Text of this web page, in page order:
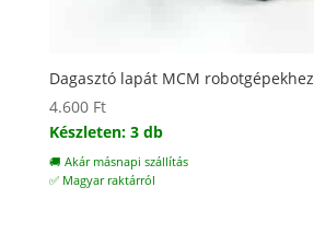
Dagasztó lapát MCM robotgépekhez
4.600 Ft
Készleten: 3 db
🚚 Akár másnapi szállítás
✅ Magyar raktárról